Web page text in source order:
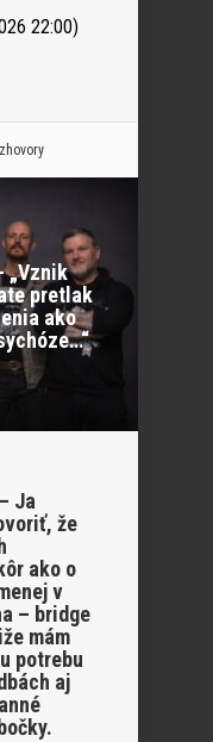
22:00)
„Vznik
pretlak
ako
Ja
že
ako o
v
– bridge
mám
potrebu
aj